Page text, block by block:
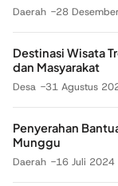
Daerah 28
Destinasi Wisata
dan Masyarakat
Desa 31 Agustus
Penyerahan
Munggu
Daerah 16 Juli 2024